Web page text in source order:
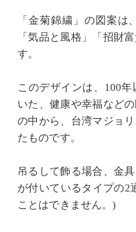
「金菊錦繍」の図案は
「気品と風格」「招財
す。
このデザインは、100
いた、健康や幸福など
の中から、台湾マジョ
たものです。
吊るして飾る場合、金
が付いているタイプの2
ことはできません。)